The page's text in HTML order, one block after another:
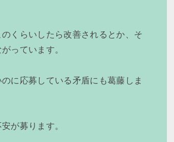
くらいしたら改善されるとか、そ
っています。
に応募している矛盾にも葛藤しま
が募ります。